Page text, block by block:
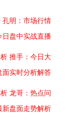
孔明：市场行情
日盘中实战直播
推手：今日大
面实时分析解答
龙哥：热点问
新盘面走势解析